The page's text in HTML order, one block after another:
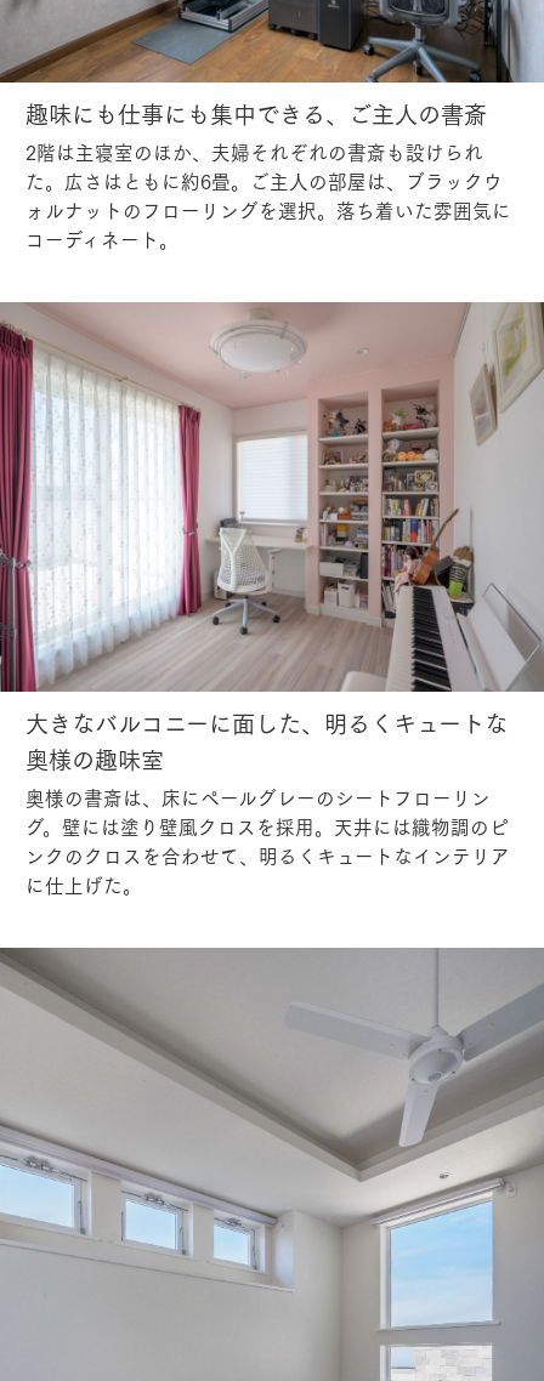
趣味にも仕事にも集中できる、ご主人の書斎
2階は主寝室のほか、夫婦それぞれの書斎も設けられ
た。広さはともに約6畳。ご主人の部屋は、ブラックウ
ォルナットのフローリングを選択。落ち着いた雰囲気に
コーディネート。
大きなバルコニーに面した、明るくキュートな
奥様の趣味室
奥様の書斎は、床にペールグレーのシートフローリン
グ。壁には塗り壁風クロスを採用。天井には織物調のピ
ンクのクロスを合わせて、明るくキュートなインテリア
に仕上げた。